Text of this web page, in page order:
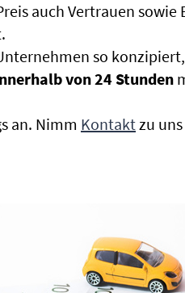
auch Vertrauen
so
von 24 Stunden
an. Nimm Kontaktzu